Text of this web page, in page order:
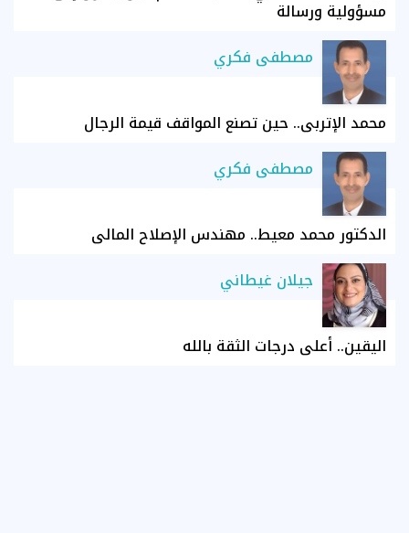
مسؤولية ورسالة
مصطفى فكري
محمد الإتربي.. حين تصنع المواقف قيمة الرجال
مصطفى فكري
الدكتور محمد معيط.. مهندس الإصلاح المالي
جيلان غيطاني
اليقين.. أعلى درجات الثقة بالله